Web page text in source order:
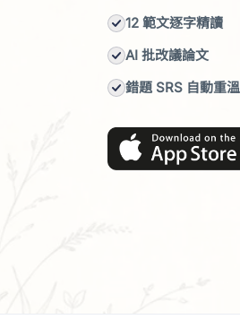
12 範文逐字精讀
AI 批改議論文
錯題 SRS 自動重溫